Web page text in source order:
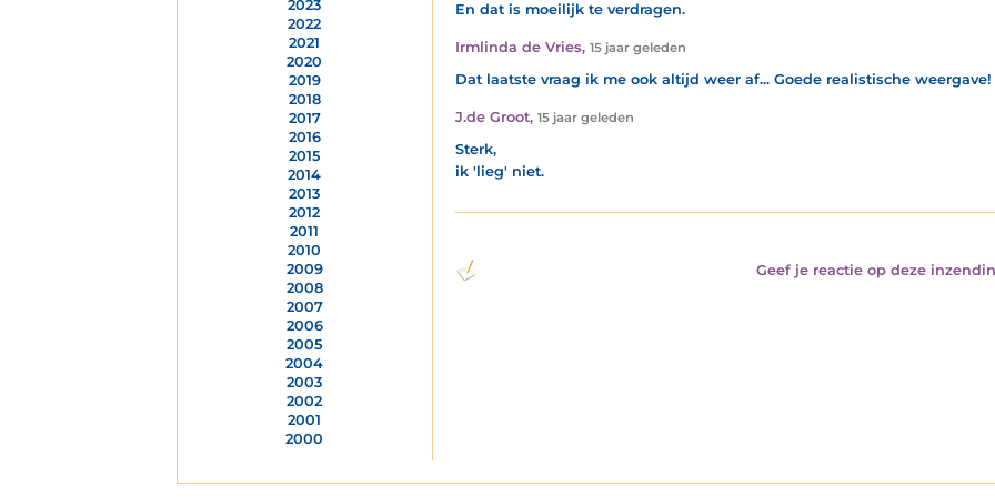
2023
2022
2021
2020
2019
2018
2017
2016
2015
2014
2013
2012
2011
2010
2009
2008
2007
2006
2005
2004
2003
2002
2001
2000
En dat is moeilijk te verdragen.
Irmlinda de Vries, 15 jaar geleden
Dat laatste vraag ik me ook altijd weer af... Goede realistische weergave!
J.de Groot, 15 jaar geleden
Sterk,
ik 'lieg' niet.
Geef je reactie op deze